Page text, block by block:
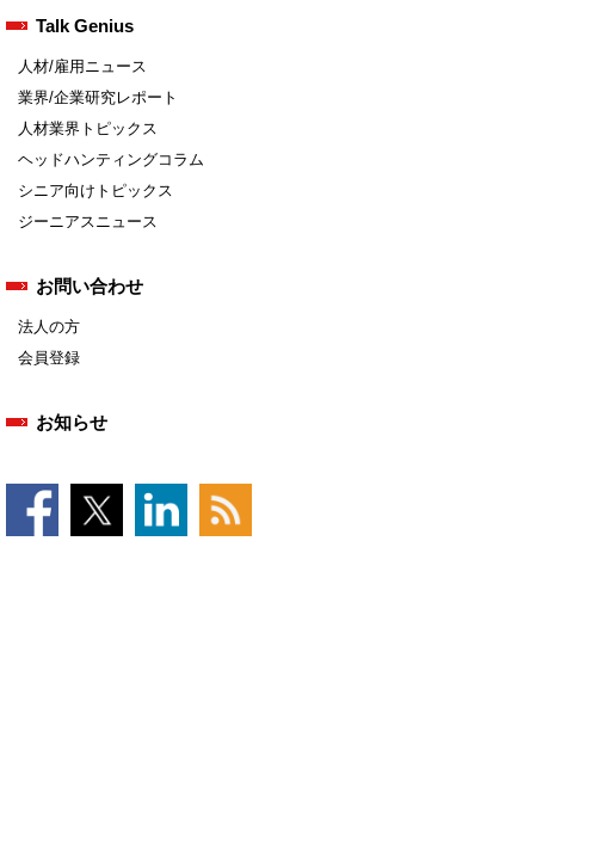
Talk Genius
人材/雇用ニュース
業界/企業研究レポート
人材業界トピックス
ヘッドハンティングコラム
シニア向けトピックス
ジーニアスニュース
お問い合わせ
法人の方
会員登録
お知らせ